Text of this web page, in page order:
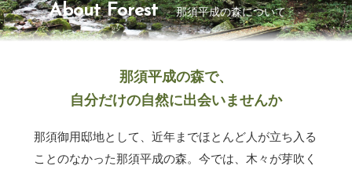
About Forest 那須平成の森について
那須平成の森で、
自分だけの自然に出会いませんか
那須御用邸地として、近年までほとんど人が立ち入る
ことのなかった那須平成の森。今では、木々が芽吹く